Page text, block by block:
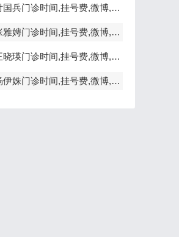
兵门诊时间,挂号费,微博,微信,抖音,网上挂号,咨询电话,在线咨询
娉门诊时间,挂号费,微博,微信,抖音,网上挂号,咨询电话,在线咨询
瑛门诊时间,挂号费,微博,微信,抖音,网上挂号,咨询电话,在线咨询
姝门诊时间,挂号费,微博,微信,抖音,网上挂号,咨询电话,在线咨询